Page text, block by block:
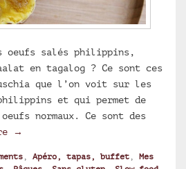
oeufs salés philippins,
en tagalog ? Ce sont ces
que l’on voit sur les
et qui permet de
normaux. Ce sont des
Oeufs salés philippins (itlog
→
, Apéro, tapas, buffet , Mes